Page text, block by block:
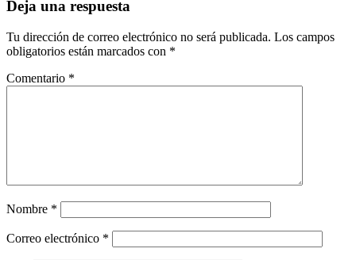
Deja una respuesta
Tu dirección de correo electrónico no será publicada. Los campos
obligatorios están marcados con *
Comentario *
Nombre *
Correo electrónico *